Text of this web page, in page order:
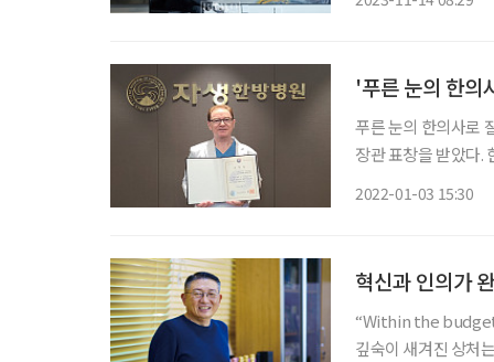
'푸른 눈의 한의
푸른 눈의 한의사로
장관 표창을 받았다. 한의
2022-01-03 15:30
혁신과 인의가
“Within the
깊숙이 새겨진 상처